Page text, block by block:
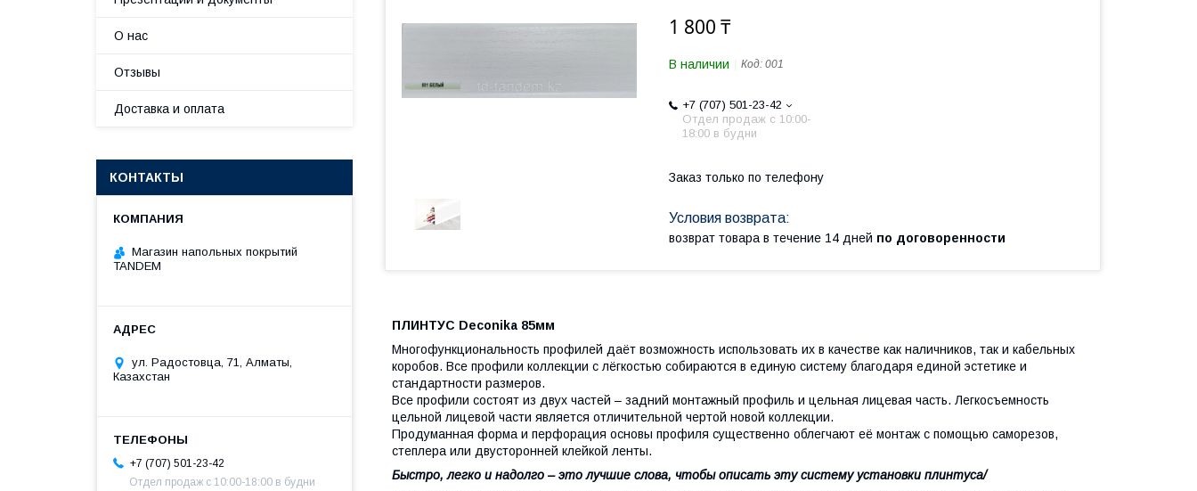
1 800 ₸
В наличии Код: 001
+7 (707) 501-23-42
Отдел продаж c 10:00-
18:00 в будни
Заказ только по телефону
возврат товара в течение 14 дней по договоренности
ПЛИНТУС Deconika 85мм
Многофункциональность профилей даёт возможность использовать их в качестве как наличников, так и кабельных
коробов. Все профили коллекции с лёгкостью собираются в единую систему благодаря единой эстетике и
стандартности размеров.
Все профили состоят из двух частей – задний монтажный профиль и цельная лицевая часть. Легкосъемность
цельной лицевой части является отличительной чертой новой коллекции.
Продуманная форма и перфорация основы профиля существенно облегчают её монтаж с помощью саморезов,
степлера или двусторонней клейкой ленты.
Быстро, легко и надолго – это лучшие слова, чтобы описать эту систему установки плинтуса/
О нас
Отзывы
Доставка и оплата
КОНТАКТЫ
Магазин напольных покрытий
TANDEM
ул. Радостовца, 71, Алматы,
Казахстан
+7 (707) 501-23-42
Отдел продаж c 10:00-18:00 в будни